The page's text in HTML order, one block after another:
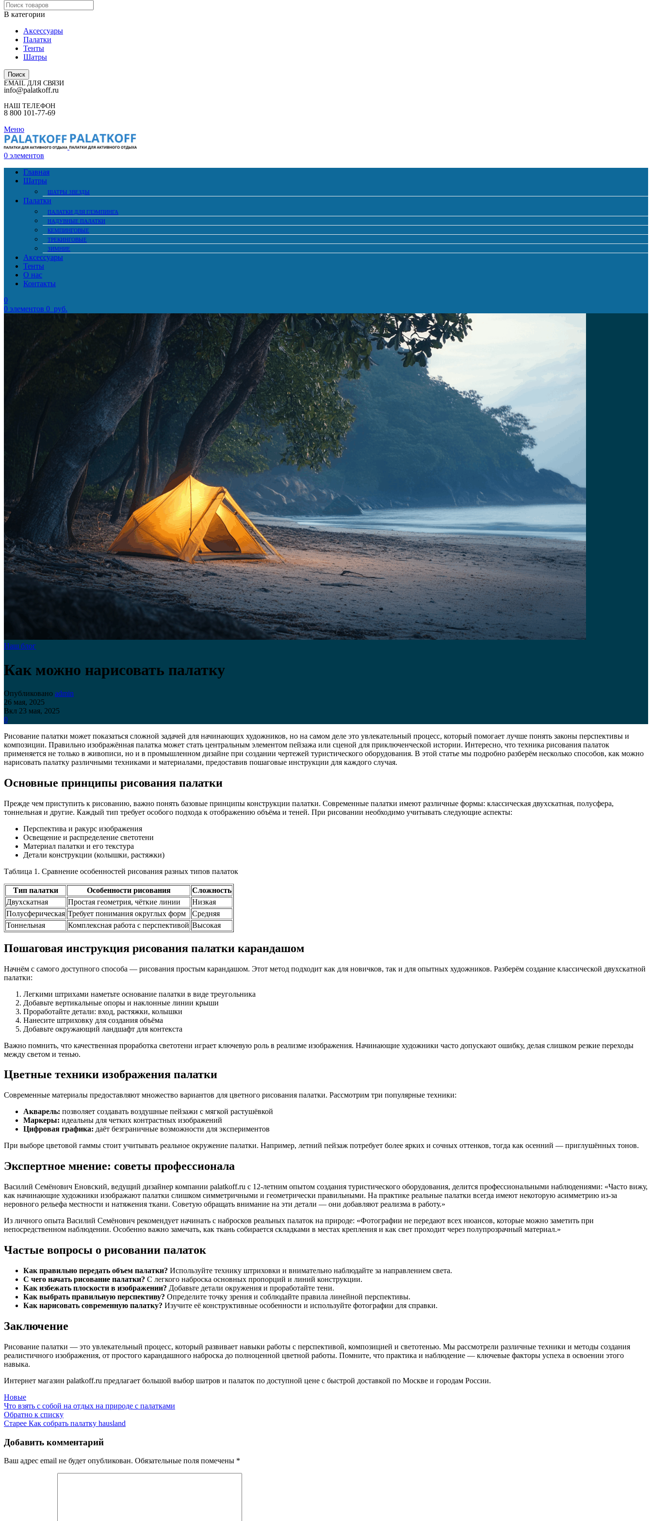
В категории
Аксессуары
Палатки
Тенты
Шатры
Поиск
EMAIL ДЛЯ СВЯЗИ
info@palatkoff.ru
НАШ ТЕЛЕФОН
8 800 101-77-69
Меню
0 элементов
Главная
Шатры
ШАТРЫ ЗВЕЗДЫ
Палатки
ПАЛАТКИ ДЛЯ ГЛЭМПИНГА
НАДУВНЫЕ ПАЛАТКИ
КЕМПИНГОВЫЕ
ТРЕКИНГОВЫЕ
ЗИМНИЕ
Аксессуары
Тенты
О нас
Контакты
0
0 элементов 0 руб.
Наш блог
Как можно нарисовать палатку
Опубликовано admin
26 мая, 2025
Вкл 23 мая, 2025
0
Рисование палатки может показаться сложной задачей для начинающих художников, но на самом деле это увлекательный процесс, который помогает лучше понять законы перспективы и
композиции. Правильно изображённая палатка может стать центральным элементом пейзажа или сценой для приключенческой истории. Интересно, что техника рисования палаток
применяется не только в живописи, но и в промышленном дизайне при создании чертежей туристического оборудования. В этой статье мы подробно разберём несколько способов, как можно
нарисовать палатку различными техниками и материалами, предоставив пошаговые инструкции для каждого случая.
Основные принципы рисования палатки
Прежде чем приступить к рисованию, важно понять базовые принципы конструкции палатки. Современные палатки имеют различные формы: классическая двухскатная, полусфера,
тоннельная и другие. Каждый тип требует особого подхода к отображению объёма и теней. При рисовании необходимо учитывать следующие аспекты:
Перспектива и ракурс изображения
Освещение и распределение светотени
Материал палатки и его текстура
Детали конструкции (колышки, растяжки)
Таблица 1. Сравнение особенностей рисования разных типов палаток
Тип палатки Особенности рисования
Сложность
Двухскатная
Простая геометрия, чёткие линии
Низкая
Полусферическая Требует понимания округлых форм
Средняя
Тоннельная
Комплексная работа с перспективой Высокая
Пошаговая инструкция рисования палатки карандашом
Начнём с самого доступного способа — рисования простым карандашом. Этот метод подходит как для новичков, так и для опытных художников. Разберём создание классической двухскатной
палатки:
Легкими штрихами наметьте основание палатки в виде треугольника
Добавьте вертикальные опоры и наклонные линии крыши
Проработайте детали: вход, растяжки, колышки
Нанесите штриховку для создания объёма
Добавьте окружающий ландшафт для контекста
Важно помнить, что качественная проработка светотени играет ключевую роль в реализме изображения. Начинающие художники часто допускают ошибку, делая слишком резкие переходы
между светом и тенью.
Цветные техники изображения палатки
Современные материалы предоставляют множество вариантов для цветного рисования палатки. Рассмотрим три популярные техники:
Акварель: позволяет создавать воздушные пейзажи с мягкой растушёвкой
Маркеры: идеальны для четких контрастных изображений
Цифровая графика: даёт безграничные возможности для экспериментов
При выборе цветовой гаммы стоит учитывать реальное окружение палатки. Например, летний пейзаж потребует более ярких и сочных оттенков, тогда как осенний — приглушённых тонов.
Экспертное мнение: советы профессионала
Василий Семёнович Еновский, ведущий дизайнер компании palatkoff.ru с 12-летним опытом создания туристического оборудования, делится профессиональными наблюдениями: «Часто вижу,
как начинающие художники изображают палатки слишком симметричными и геометрически правильными. На практике реальные палатки всегда имеют некоторую асимметрию из-за
неровного рельефа местности и натяжения ткани. Советую обращать внимание на эти детали — они добавляют реализма в работу.»
Из личного опыта Василий Семёнович рекомендует начинать с набросков реальных палаток на природе: «Фотографии не передают всех нюансов, которые можно заметить при
непосредственном наблюдении. Особенно важно замечать, как ткань собирается складками в местах крепления и как свет проходит через полупрозрачный материал.»
Частые вопросы о рисовании палаток
Как правильно передать объем палатки? Используйте технику штриховки и внимательно наблюдайте за направлением света.
С чего начать рисование палатки? С легкого наброска основных пропорций и линий конструкции.
Как избежать плоскости в изображении? Добавьте детали окружения и проработайте тени.
Как выбрать правильную перспективу? Определите точку зрения и соблюдайте правила линейной перспективы.
Как нарисовать современную палатку? Изучите её конструктивные особенности и используйте фотографии для справки.
Заключение
Рисование палатки — это увлекательный процесс, который развивает навыки работы с перспективой, композицией и светотенью. Мы рассмотрели различные техники и методы создания
реалистичного изображения, от простого карандашного наброска до полноценной цветной работы. Помните, что практика и наблюдение — ключевые факторы успеха в освоении этого
навыка.
Интернет магазин palatkoff.ru предлагает большой выбор шатров и палаток по доступной цене с быстрой доставкой по Москве и городам России.
Новые
Что взять с собой на отдых на природе с палатками
Обратно к списку
Старее Как собрать палатку hausland
Добавить комментарий
Ваш адрес email не будет опубликован. Обязательные поля помечены *